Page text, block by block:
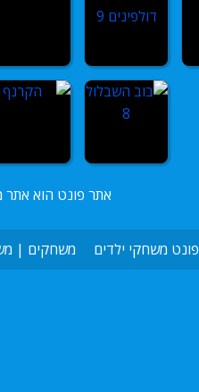
אתר פונט הוא אתר
פונט משחקי ילדים משחקים |